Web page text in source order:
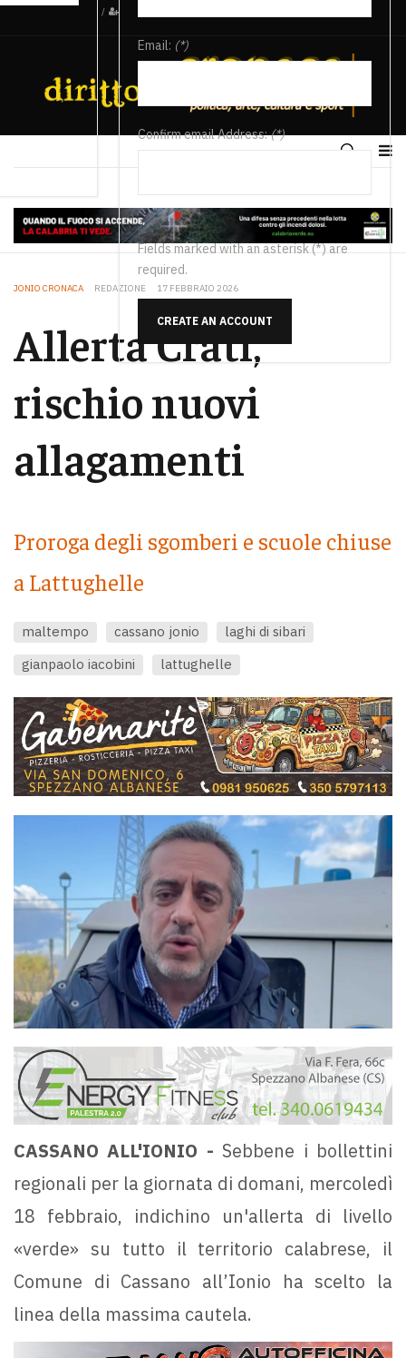
/
Email: (*)
Confirm email Address:(*)
Fields marked with an asterisk (*) are
required.
CREATE AN ACCOUNT
JONIO CRONACA REDAZIONE 17 FEBBRAIO 2026
Allerta Crati,
rischio nuovi
allagamenti
Proroga degli sgomberi e scuole chiuse
a Lattughelle
maltempo cassano jonio
laghi di sibari
gianpaolo iacobini
lattughelle
CASSANO ALL'IONIO - Sebbene i bollettini
regionali per la giornata di domani, mercoledì
18 febbraio, indichino un'allerta di livello
«verde» su tutto il territorio calabrese, il
Comune di Cassano all’Ionio ha scelto la
linea della massima cautela.